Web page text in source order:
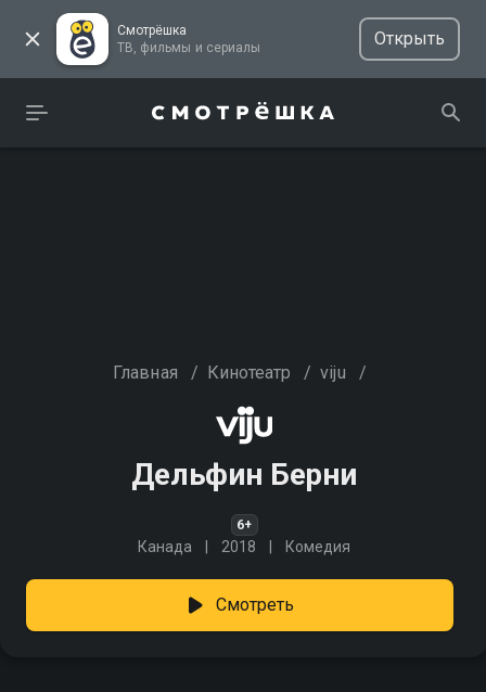
Смотрёшка
ТВ, фильмы и сериалы
Открыть
Главная / Кинотеатр / viju /
Дельфин Берни
6+
Канада 2018 Комедия
Смотреть